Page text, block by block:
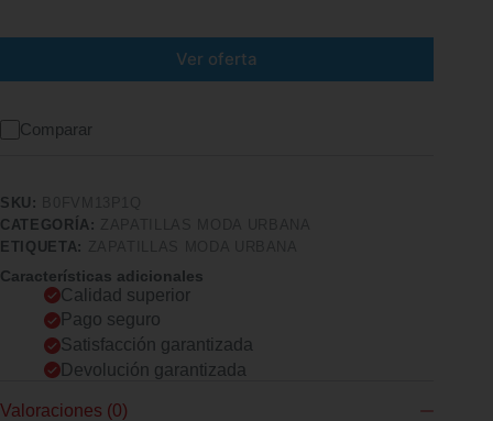
Ver oferta
Comparar
SKU:
CATEGORÍA:
ETIQUETA:
Características adicionales
Calidad superior
Pago seguro
Satisfacción garantizada
Devolución garantizada
Valoraciones (0)